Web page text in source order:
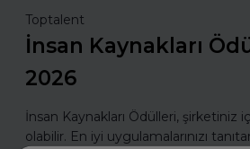
Toptalent
İnsan Kaynakları
2026
İnsan Kaynakları Ödülleri, şirketiniz
olabilir. En iyi uygulamalarınızı